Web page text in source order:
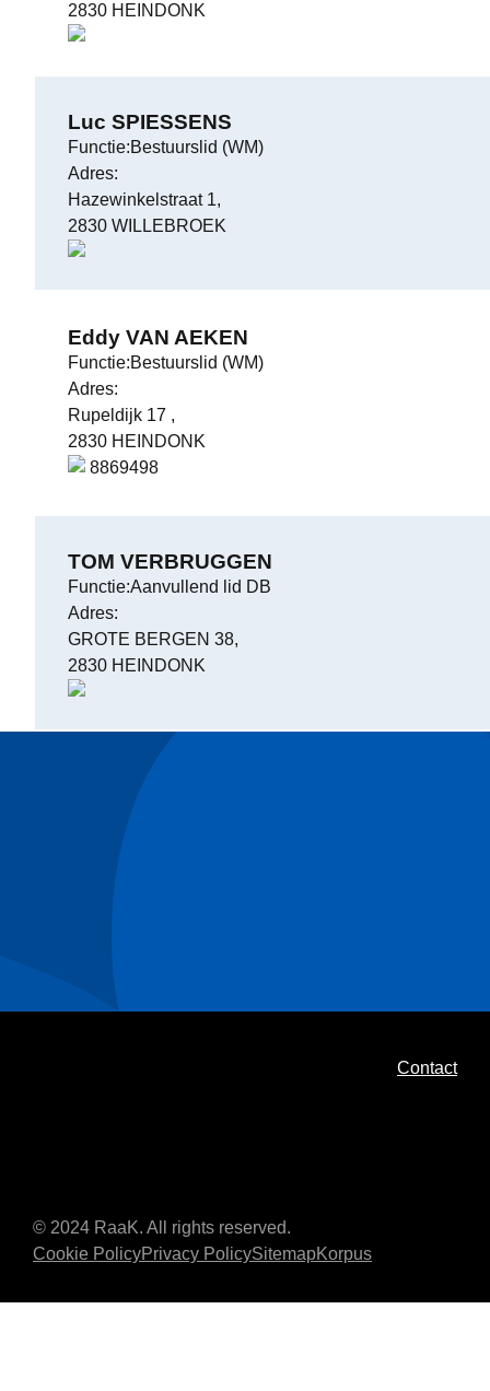
2830 HEINDONK
Luc SPIESSENS
Functie:Bestuurslid (WM)
Adres:
Hazewinkelstraat 1,
2830 WILLEBROEK
Eddy VAN AEKEN
Functie:Bestuurslid (WM)
Adres:
Rupeldijk 17 ,
2830 HEINDONK
8869498
TOM VERBRUGGEN
Functie:Aanvullend lid DB
Adres:
GROTE BERGEN 38,
2830 HEINDONK
Contact
© 2024 RaaK. All rights reserved.
Cookie PolicyPrivacy PolicySitemapKorpus